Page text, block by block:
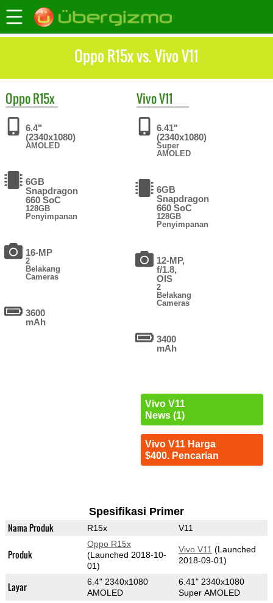
Oppo R15x vs. Vivo V11
OppoR15x
6.4"
(2340x1080)
AMOLED
6GB
Snapdragon
660 SoC
128GB
Penyimpanan
16-MP
2
Belakang
Cameras
3600
mAh
VivoV11
6.41"
(2340x1080)
Super
AMOLED
6GB
Snapdragon
660 SoC
128GB
Penyimpanan
12-MP,
f/1.8,
OIS
2
Belakang
Cameras
3400
mAh
Vivo V11
News (1)
Vivo V11 Harga
$400. Pencarian
Spesifikasi Primer
Nama Produk R15x V11
Produk
Oppo R15x
(Launched 2018-10-
01)
Vivo V11 (Launched
2018-09-01)
Layar
6.4" 2340x1080
AMOLED
6.41" 2340x1080
Super AMOLED